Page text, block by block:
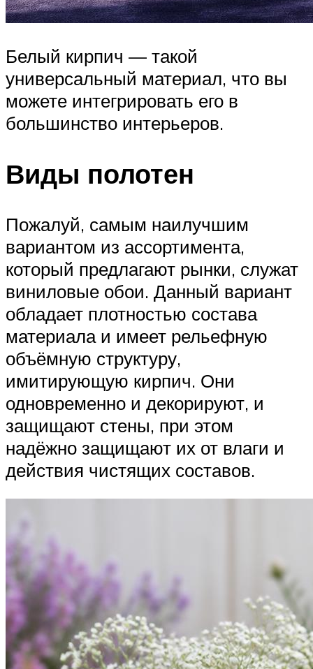
Белый кирпич — такой
универсальный материал, что вы
можете интегрировать его в
большинство интерьеров.
Виды полотен
Пожалуй, самым наилучшим
вариантом из ассортимента,
который предлагают рынки, служат
виниловые обои. Данный вариант
обладает плотностью состава
материала и имеет рельефную
объёмную структуру,
имитирующую кирпич. Они
одновременно и декорируют, и
защищают стены, при этом
надёжно защищают их от влаги и
действия чистящих составов.